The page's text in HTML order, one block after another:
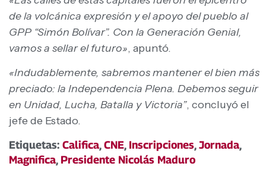
de la volcánica expresión y el apoyo del pueblo al
GPP “Simón Bolívar”. Con la Generación Genial,
vamos a sellar el futuro», apuntó.
«Indudablemente, sabremos mantener el bien más
preciado: la Independencia Plena. Debemos seguir
en Unidad, Lucha, Batalla y Victoria”, concluyó el
jefe de Estado.
Etiquetas: Califica,CNE, Inscripciones,Jornada,
Magnifica, Presidente Nicolás Maduro